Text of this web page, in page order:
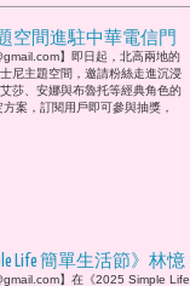
題空間進駐中華電信門
由這次與中華電信的合
可以用更輕鬆的方式
的故事與優質的亞太
】即日起，北高兩地的
尼主題空間，邀請粉絲走進沉浸
莎、安娜與布魯托等經典角色的
案，訂閱用戶即可參與抽獎，
Life 簡單生活節》林憶
】在《2025 Simple Life